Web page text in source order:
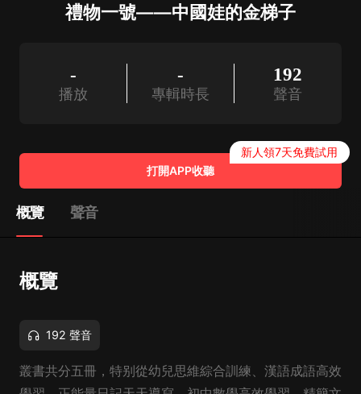
禮物一號——中國娃的金梯子
-
播放
-
專輯時長
192
聲音
打開APP收聽
新人領7天免費試用
概覽 聲音
概覽
192 聲音
叢書共分五冊，特别從幼兒思維綜合訓練、漢語成語高效